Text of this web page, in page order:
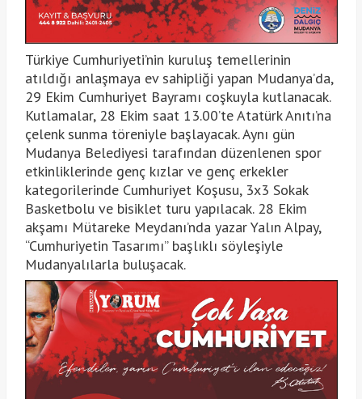
Türkiye Cumhuriyeti’nin kuruluş temellerinin
atıldığı anlaşmaya ev sahipliği yapan Mudanya’da,
29 Ekim Cumhuriyet Bayramı coşkuyla kutlanacak.
Kutlamalar, 28 Ekim saat 13.00’te Atatürk Anıtı’na
çelenk sunma töreniyle başlayacak. Aynı gün
Mudanya Belediyesi tarafından düzenlenen spor
etkinliklerinde genç kızlar ve genç erkekler
kategorilerinde Cumhuriyet Koşusu, 3x3 Sokak
Basketbolu ve bisiklet turu yapılacak. 28 Ekim
akşamı Mütareke Meydanı’nda yazar Yalın Alpay,
“Cumhuriyetin Tasarımı” başlıklı söyleşiyle
Mudanyalılarla buluşacak.